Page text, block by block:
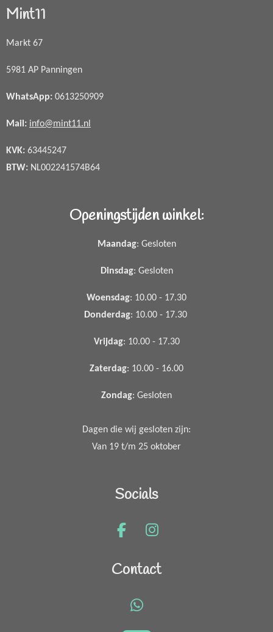
Mint11
Markt 67
5981 AP Panningen
WhatsApp: 0613250909
Mail: info@mint11.nl
KVK: 63445247
BTW: NL002241574B64
Openingstijden winkel:
Maandag: Gesloten
Dinsdag: Gesloten
Woensdag: 10.00 - 17.30
Donderdag: 10.00 - 17.30
Vrijdag: 10.00 - 17.30
Zaterdag: 10.00 - 16.00
Zondag: Gesloten
Dagen die wij gesloten zijn:
Van 19 t/m 25 oktober
Socials
F
c
I
s
Contact
W